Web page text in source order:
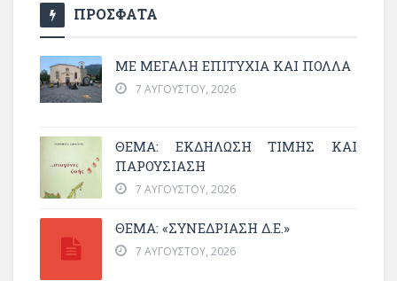
ΠΡΟΣΦΑΤΑ
ΜΕ ΜΕΓΆΛΗ ΕΠΙΤΥΧΊΑ ΚΑΙ ΠΟΛΛΆ
7 ΑΥΓΟΎΣΤΟΥ, 2026
ΘΈΜΑ: ΕΚΔΉΛΩΣΗ ΤΙΜΉΣ ΚΑΙ
ΠΑΡΟΥΣΊΑΣΗ
7 ΑΥΓΟΎΣΤΟΥ, 2026
ΘΕΜΑ: «ΣΥΝΕΔΡΊΑΣΗ Δ.Ε.»
7 ΑΥΓΟΎΣΤΟΥ, 2026